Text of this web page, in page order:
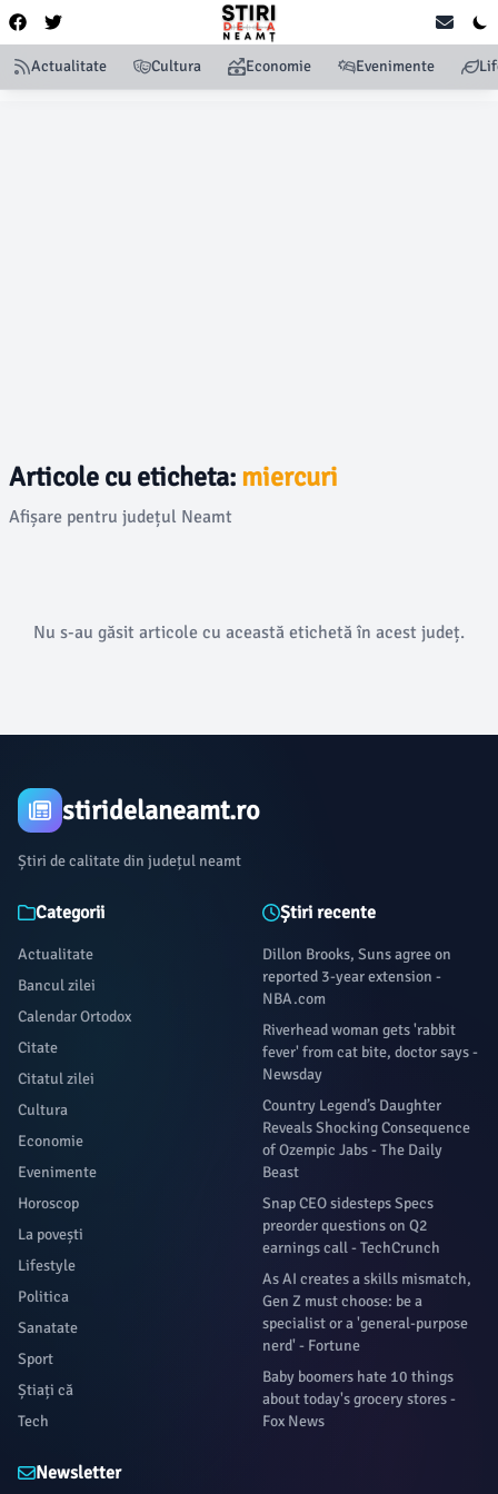
Actualitate Cultura Economie Evenimente
Articole cu eticheta: miercuri
Afișare pentru județul Neamt
Nu s-au găsit articole cu această etichetă în acest județ.
stiridelaneamt.ro
Știri de calitate din județul neamt
Categorii
Actualitate
Bancul zilei
Calendar Ortodox
Citate
Citatul zilei
Cultura
Economie
Evenimente
Horoscop
La povești
Lifestyle
Politica
Sanatate
Sport
Știați că
Tech
Știri recente
Dillon Brooks, Suns agree on
reported 3-year extension -
NBA.com
Riverhead woman gets 'rabbit
fever' from cat bite, doctor says -
Newsday
Country Legend’s Daughter
Reveals Shocking Consequence
of Ozempic Jabs - The Daily
Beast
Snap CEO sidesteps Specs
preorder questions on Q2
earnings call - TechCrunch
As AI creates a skills mismatch,
Gen Z must choose: be a
specialist or a 'general-purpose
nerd' - Fortune
Baby boomers hate 10 things
about today's grocery stores -
Fox News
Newsletter